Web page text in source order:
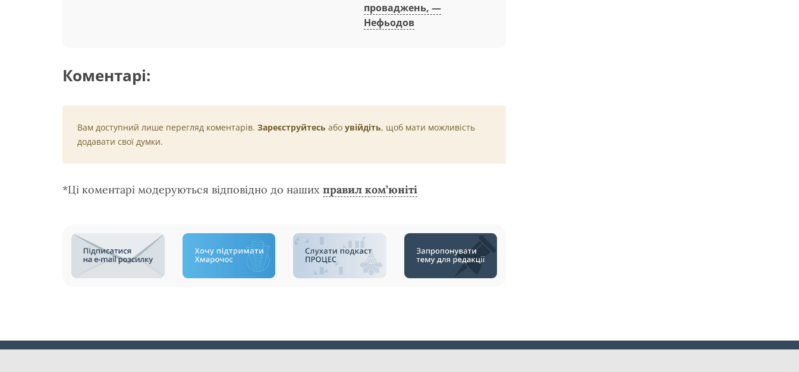
проваджень, —
Нефьодов
Коментарі:
Вам доступний лише перегляд коментарів. Зареєструйтесь або увійдіть, щоб мати можливість
додавати свої думки.
*Ці коментарі модеруються відповідно до наших правил ком’юніті